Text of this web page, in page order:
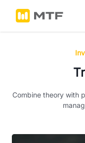
Combine theory with